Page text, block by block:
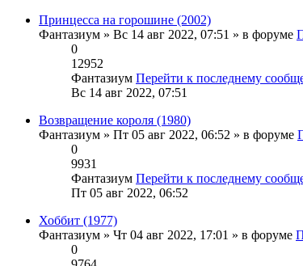
Принцесса на горошине (2002)
Фантазиум » Вс 14 авг 2022, 07:51 » в форуме
0
12952
Фантазиум Перейти к последнему
Вс 14 авг 2022, 07:51
Возвращение короля (1980)
Фантазиум » Пт 05 авг 2022, 06:52 » в форуме
0
9931
Фантазиум Перейти к последнему
Пт 05 авг 2022, 06:52
Хоббит (1977)
Фантазиум » Чт 04 авг 2022, 17:01 » в форуме
0